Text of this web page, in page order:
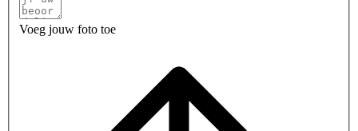
Voeg jouw foto toe